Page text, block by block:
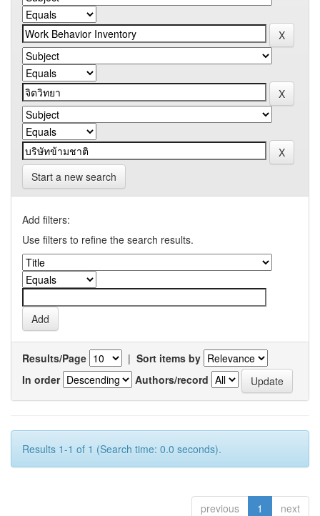
Start a new search
Add filters:
Use filters to refine the search results.
Results/Page | Sort items by
In order
Authors/record
Results 1-1 of 1 (Search time: 0.0 seconds).
previous 1 next